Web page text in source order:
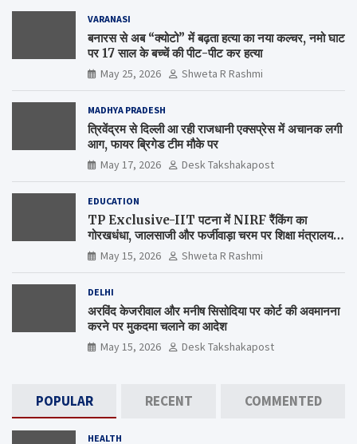
VARANASI
बनारस से अब “क्योटो” में बढ़ता हत्या का नया कल्चर, नमो घाट
पर 17 साल के बच्चें की पीट-पीट कर हत्या
May 25, 2026 Shweta R Rashmi
MADHYA PRADESH
त्रिवेंद्रम से दिल्ली आ रही राजधानी एक्सप्रेस में अचानक लगी
आग, फायर ब्रिगेड टीम मौके पर
May 17, 2026 Desk Takshakapost
EDUCATION
TP Exclusive-IIT पटना में NIRF रैंकिंग का
गोरखधंधा, जालसाजी और फर्जीवाड़ा चरम पर शिक्षा मंत्रालय
कब जागेगा ?
May 15, 2026 Shweta R Rashmi
DELHI
अरविंद केजरीवाल और मनीष सिसोदिया पर कोर्ट की अवमानना
करने पर मुकदमा चलाने का आदेश
May 15, 2026 Desk Takshakapost
POPULAR RECENT COMMENTED
HEALTH